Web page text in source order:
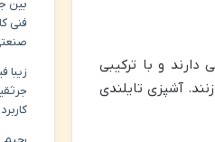
و با ترکیبی
آشپزی تایلندی
فنی
زیبا